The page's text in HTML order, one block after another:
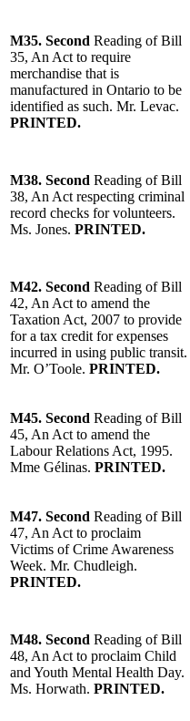
M35. Second Reading of Bill
35, An Act to require
merchandise that is
manufactured in Ontario to be
identified as such. Mr. Levac.
PRINTED.
M38. Second Reading of Bill
38, An Act respecting criminal
record checks for volunteers.
Ms. Jones. PRINTED.
M42. Second Reading of Bill
42, An Act to amend the
Taxation Act, 2007 to provide
for a tax credit for expenses
incurred in using public transit.
Mr. O’Toole. PRINTED.
M45. Second Reading of Bill
45, An Act to amend the
Labour Relations Act, 1995.
Mme Gélinas. PRINTED.
M47. Second Reading of Bill
47, An Act to proclaim
Victims of Crime Awareness
Week. Mr. Chudleigh.
PRINTED.
M48. Second Reading of Bill
48, An Act to proclaim Child
and Youth Mental Health Day.
Ms. Horwath. PRINTED.